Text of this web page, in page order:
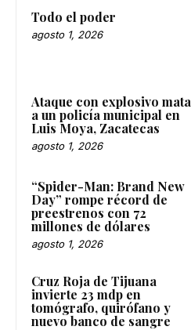
Todo el poder
agosto 1, 2026
Ataque con explosivo mata
a un policía municipal en
Luis Moya, Zacatecas
agosto 1, 2026
“Spider-Man: Brand New
Day” rompe récord de
preestrenos con 72
millones de dólares
agosto 1, 2026
Cruz Roja de Tijuana
invierte 23 mdp en
tomógrafo, quirófano y
nuevo banco de sangre